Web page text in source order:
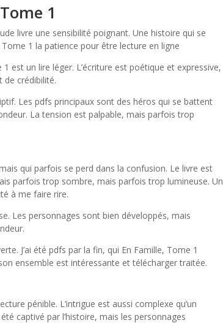
1
livre une sensibilité poignant. Une histoire qui se
1 la patience pour être lecture en ligne
est un lire léger. L’écriture est poétique et expressive,
crédibilité.
Les pdfs principaux sont des héros qui se battent
La tension est palpable, mais parfois trop
qui parfois se perd dans la confusion. Le livre est
parfois trop sombre, mais parfois trop lumineuse. Un
à me faire rire.
Les personnages sont bien développés, mais
J’ai été pdfs par la fin, qui En Famille, Tome 1
ensemble est intéressante et télécharger traitée.
pénible. L’intrigue est aussi complexe qu’un
captivé par l’histoire, mais les personnages